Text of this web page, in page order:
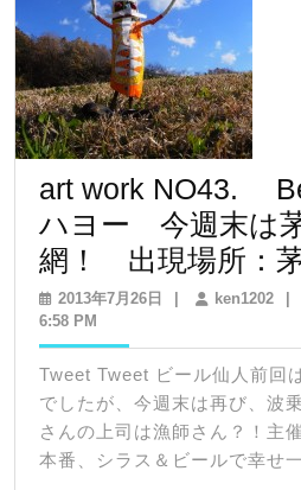
展、
本
日
月
22
日
開
幕
27
日
ま
art work NO43.
ハヨー 今週末は
網！ 出現場所：
2013年7月26日 2013
月
26
日
| ken1202 |
6:58 PM
Tweet Tweet ビール仙人前回
でしたが、今週末は再び、波
さんの上司は漁師さん？！主
本番、シラス＆ビールで幸せ